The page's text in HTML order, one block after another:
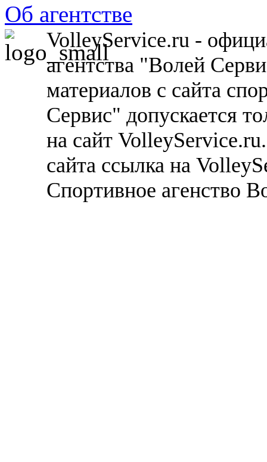
Об агентстве
VolleyService.ru -
агентства "Волей
материалов с сайта
Сервис" допускается
на сайт
сайта ссылка на
Спортивное агенство